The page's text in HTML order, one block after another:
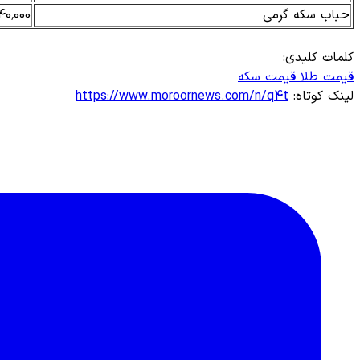
حباب سکه گرمی
کلمات کلیدی:
قیمت طلاقیمت سکه
لینک کوتاه: https://www.moroornews.com/n/q4t